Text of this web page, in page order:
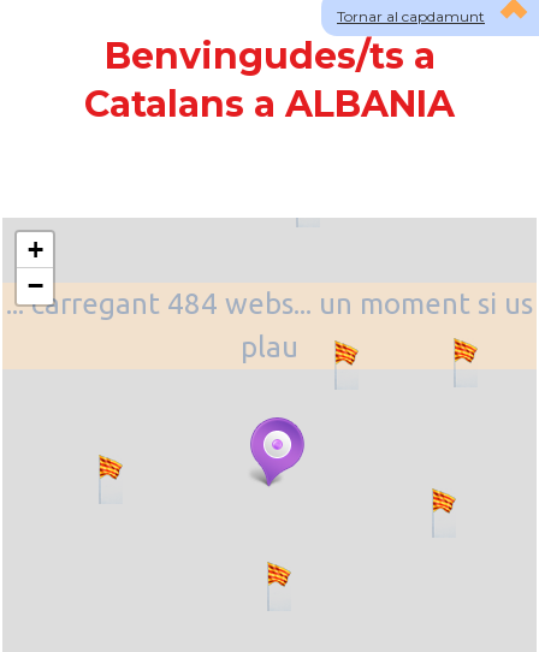
Tornar al capdamunt
Benvingudes/ts a
Catalans a ALBANIA
... carregant 484 webs... un moment si us
plau
+
−